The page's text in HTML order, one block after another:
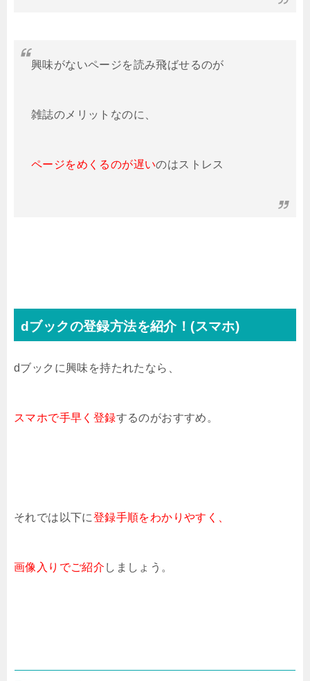
興味がないページを読み飛ばせるのが
雑誌のメリットなのに、
ページをめくるのが遅いのはストレス
dブックの登録方法を紹介！(スマホ)
dブックに興味を持たれたなら、
スマホで手早く登録するのがおすすめ。
それでは以下に登録手順をわかりやすく、
画像入りでご紹介 しましょう。